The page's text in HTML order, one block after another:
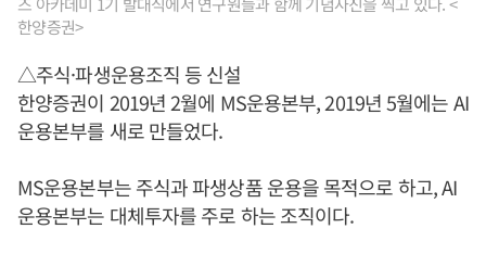
한양증권>
△주식·파생운용조직 등 신설
한양증권이 2019년 2월에 MS운용본부, 2019년 5월에는 AI
운용본부를 새로 만들었다.
MS운용본부는 주식과 파생상품 운용을 목적으로 하고, AI
운용본부는 대체투자를 주로 하는 조직이다.